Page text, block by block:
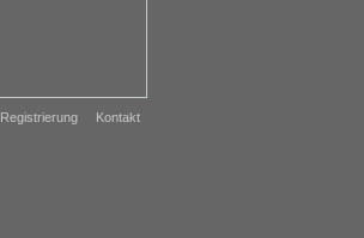
Registrierung Kontakt